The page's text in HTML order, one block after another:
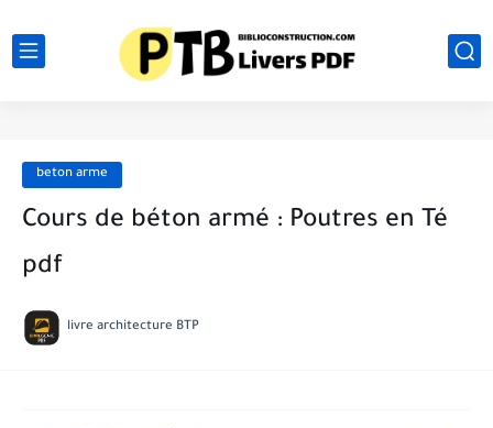
beton arme
Cours de béton armé : Poutres en Té
pdf
livre architecture BTP